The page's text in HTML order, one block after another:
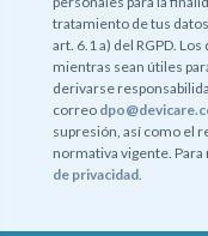
tratamiento de tus
art. 6.1 a) del RGPD.
mientras sean útiles
derivarse
correo
supresión, así como el
normativa vigente.
de privacidad.